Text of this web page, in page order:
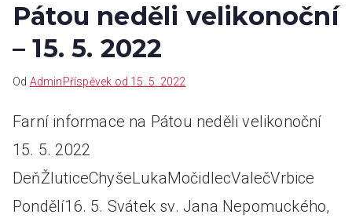
Pátou neděli velikonoční
– 15. 5. 2022
Od AdminPříspěvek od 15. 5. 2022
Farní informace na Pátou neděli velikonoční
15. 5. 2022
DeňŽluticeChyšeLukaMočidlecValečVrbice
Pondělí16. 5. Svátek sv. Jana Nepomuckého,